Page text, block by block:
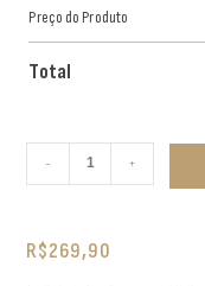
Preço do Produto
Total
- +
R$269,90